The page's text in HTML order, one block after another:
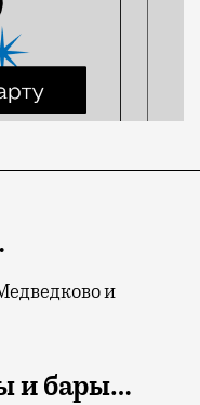
и
и бары…